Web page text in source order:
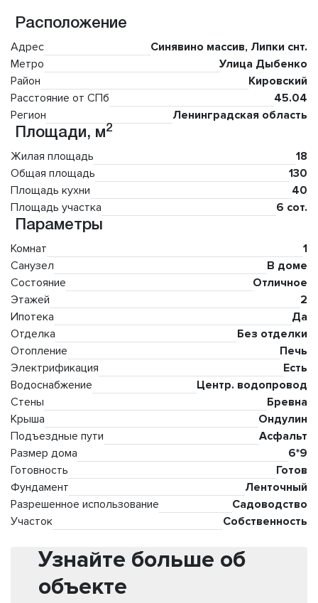
Расположение
Адрес
Синявино массив, Липки снт.
Метро
Улица Дыбенко
Район
Кировский
Расстояние от СПб
45.04
Регион
Ленинградская область
Площади, м2
Жилая площадь
18
Общая площадь
130
Площадь кухни
40
Площадь участка
6 сот.
Параметры
Комнат
1
Санузел
В доме
Состояние
Отличное
Этажей
2
Ипотека
Да
Отделка
Без отделки
Отопление
Печь
Электрификация
Есть
Водоснабжение
Центр. водопровод
Стены
Бревна
Крыша
Ондулин
Подъездные пути
Асфальт
Размер дома
6*9
Готовность
Готов
Фундамент
Ленточный
Разрешенное использование
Садоводство
Участок
Собственность
Узнайте больше об
объекте